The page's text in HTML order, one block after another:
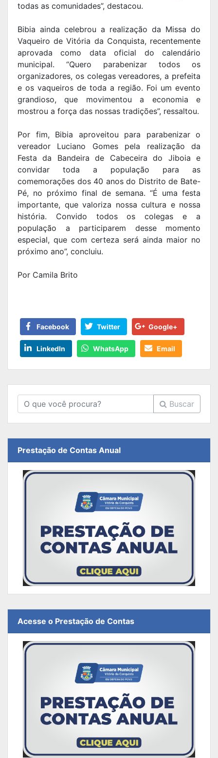
todas as comunidades”, destacou.
Bibia ainda celebrou a realização da Missa do
Vaqueiro de Vitória da Conquista, recentemente
aprovada como data oficial do calendário
municipal. “Quero parabenizar todos os
organizadores, os colegas vereadores, a prefeita
e os vaqueiros de toda a região. Foi um evento
grandioso, que movimentou a economia e
mostrou a força das nossas tradições”, ressaltou.
Por fim, Bibia aproveitou para parabenizar o
vereador Luciano Gomes pela realização da
Festa da Bandeira de Cabeceira do Jiboia e
convidar toda a população para as
comemorações dos 40 anos do Distrito de Bate-
Pé, no próximo final de semana. “É uma festa
importante, que valoriza nossa cultura e nossa
história. Convido todos os colegas e a
população a participarem desse momento
especial, que com certeza será ainda maior no
próximo ano”, concluiu.
Por Camila Brito
Facebook Twitter Google+
LinkedIn WhatsApp Email
Buscar
Prestação de Contas Anual
Acesse o Prestação de Contas